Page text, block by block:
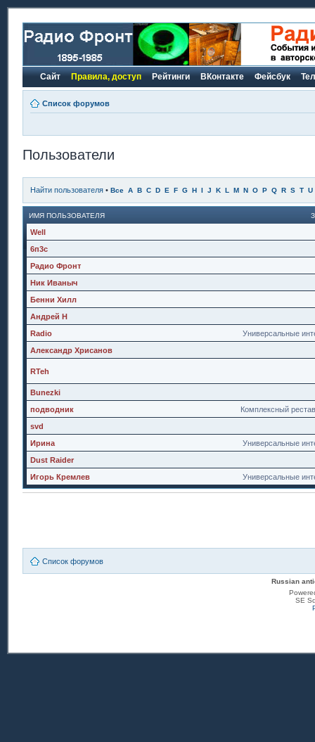
Сайт Правила, доступ Рейтинги ВКонтакте Фейсбук
Список форумов
Пользователи
Найти пользователя • Все A B C D E F G H I J K L M N O P Q R S T U
ИМЯ ПОЛЬЗОВАТЕЛЯ
Well
6п3с
Радио Фронт
Ник Иваныч
Бенни Хилл
Андрей Н
Универсальные
Radio
Александр Хрисанов
RTeh
Bunezki
Комплексный
подводник
svd
Универсальные
Ирина
Dust Raider
Универсальные
Игорь Кремлев
Список форумов
Russian
SE